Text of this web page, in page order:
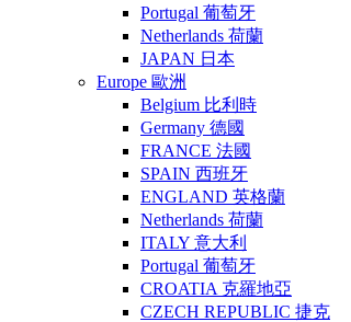
Portugal 葡萄牙
Netherlands 荷蘭
JAPAN 日本
Europe 歐洲
Belgium 比利時
Germany 德國
FRANCE 法國
SPAIN 西班牙
ENGLAND 英格蘭
Netherlands 荷蘭
ITALY 意大利
Portugal 葡萄牙
CROATIA 克羅地亞
CZECH REPUBLIC 捷克